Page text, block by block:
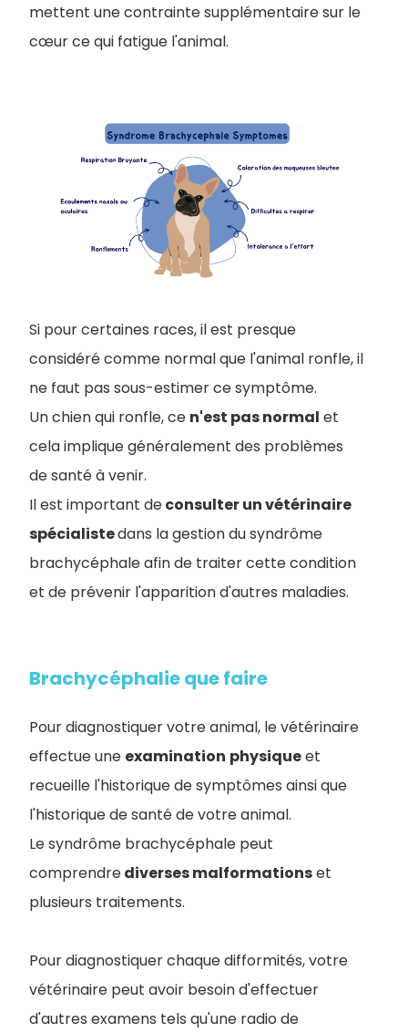
mettent une contrainte supplémentaire sur le
cœur ce qui fatigue l'animal.
Si pour certaines races, il est presque
considéré comme normal que l'animal ronfle, il
ne faut pas sous-estimer ce symptôme.
Un chien qui ronfle, ce n'est pas normal et
cela implique généralement des problèmes
de santé à venir.
Il est important deconsulter un vétérinaire
spécialistedans la gestion du syndrôme
brachycéphale afin de traiter cette condition
et de prévenir l'apparition d'autres maladies.
Brachycéphalie que faire
Pour diagnostiquer votre animal, le vétérinaire
effectue une examination physiqueet
recueille l'historique de symptômes ainsi que
l'historique de santé de votre animal.
Le syndrôme brachycéphale peut
comprendrediverses malformationset
plusieurs traitements.
Pour diagnostiquer chaque difformités, votre
vétérinaire peut avoir besoin d'effectuer
d'autres examens tels qu'une radio de